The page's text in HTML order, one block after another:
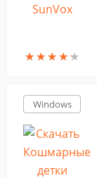
★★★★★
★★★★★
Windows